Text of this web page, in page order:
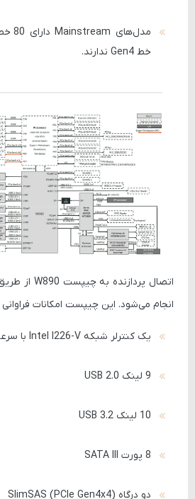
مدل‌های Mainstreamدارای 80 خط PCIe Gen5
خط Gen4 ندارند.
اتصال پردازنده به چیپست W890 از طریق یک رابط
انجام می‌شود. این چیپست امکانات فراوانی
یک کنترلر شبکه Intel I226-V با سرعت 2.5GbE
9 لینک USB 2.0
10 لینک USB 3.2
8 پورت SATA III
دو درگاه SlimSAS (PCIe Gen4x4)